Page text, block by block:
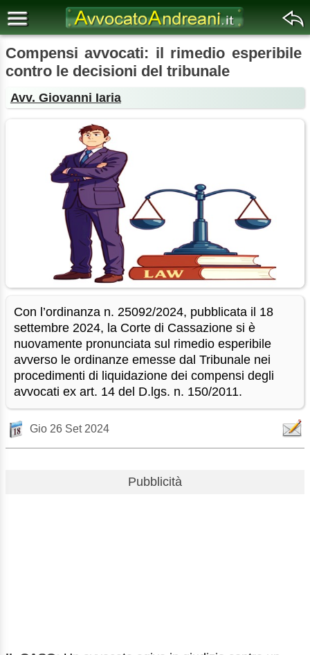
Compensi avvocati: il rimedio esperibile
contro le decisioni del tribunale
Avv. Giovanni Iaria
Con l’ordinanza n. 25092/2024, pubblicata il 18
settembre 2024, la Corte di Cassazione si è
nuovamente pronunciata sul rimedio esperibile
avverso le ordinanze emesse dal Tribunale nei
procedimenti di liquidazione dei compensi degli
avvocati ex art. 14 del D.lgs. n. 150/2011.
Gio 26 Set 2024
Pubblicità